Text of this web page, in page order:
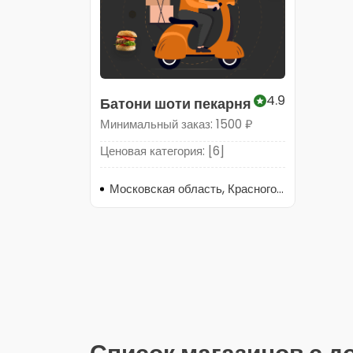
Батони шоти пекарня 4.9
Минимальный заказ: 1500 ₽
Ценовая категория: [6]
Московская область, Красногорск, улица Ленина, 2